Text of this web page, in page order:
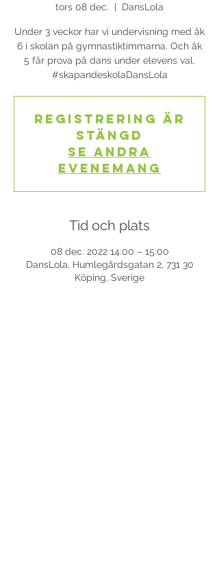
tors 08 dec. DansLola
Under 3 veckor har vi undervisning med åk
6 i skolan på gymnastiktimmarna. Och åk
5 får prova på dans under elevens val.
#skapandeskolaDansLola
Registrering är
stängd
Se andra
evenemang
Tid och plats
08 dec. 2022 14:00 – 15:00
DansLola, Humlegårdsgatan 2, 731 30
Köping, Sverige